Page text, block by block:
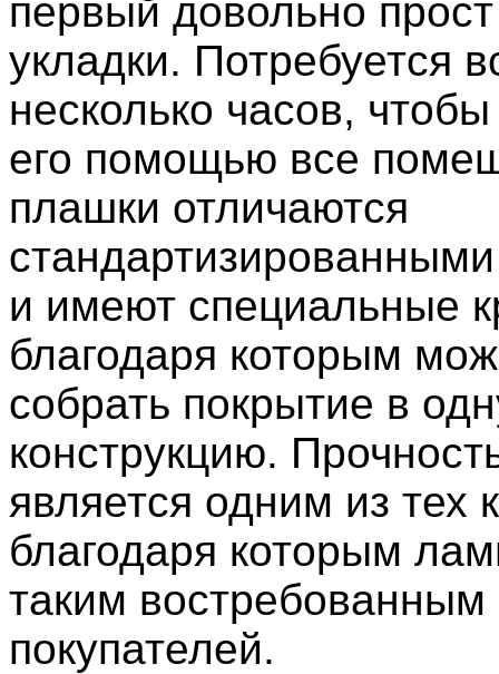
первый довольно
укладки. Потребуется
несколько часов,
его помощью все
плашки отличаются
и имеют специальные
благодаря которым
собрать покрытие в
конструкцию.
является одним из тех
благодаря которым
таким востребованным
покупателей.